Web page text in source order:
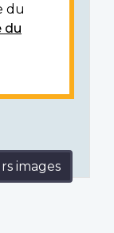
du
du
images